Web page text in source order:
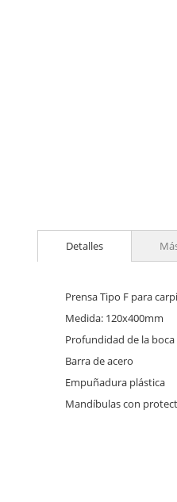
to
beginning
images
gallery
Detalles
Prensa Tipo F para
Medida: 120x400mm
Profundidad de la boca
Barra de acero
Empuñadura plástica
Mandíbulas con